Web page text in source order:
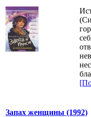
Запах женщины (1992)